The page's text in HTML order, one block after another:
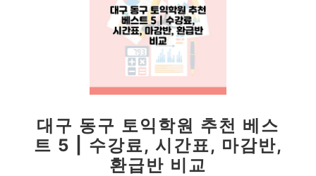
대구 동구 토익학원 추천 베스
트 5 | 수강료, 시간표, 마감반,
환급반 비교